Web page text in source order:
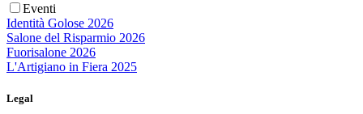
Eventi
Identità Golose 2026
Salone del Risparmio 2026
Fuorisalone 2026
L'Artigiano in Fiera 2025
Legal